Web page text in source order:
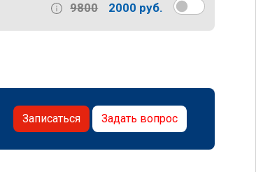
9800 2000 руб.
Записаться Задать вопрос